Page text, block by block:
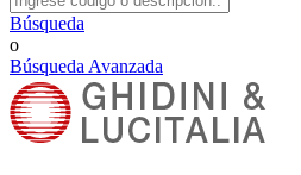
Búsqueda
o
Búsqueda Avanzada